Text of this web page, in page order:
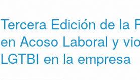
Tercera Edición de la
en Acoso Laboral y
LGTBI en la empresa